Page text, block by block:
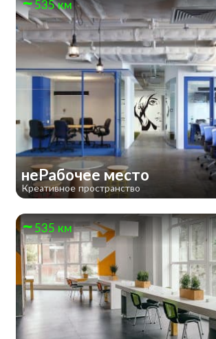
535 км
неРабочее место
Креативное пространство
535 км